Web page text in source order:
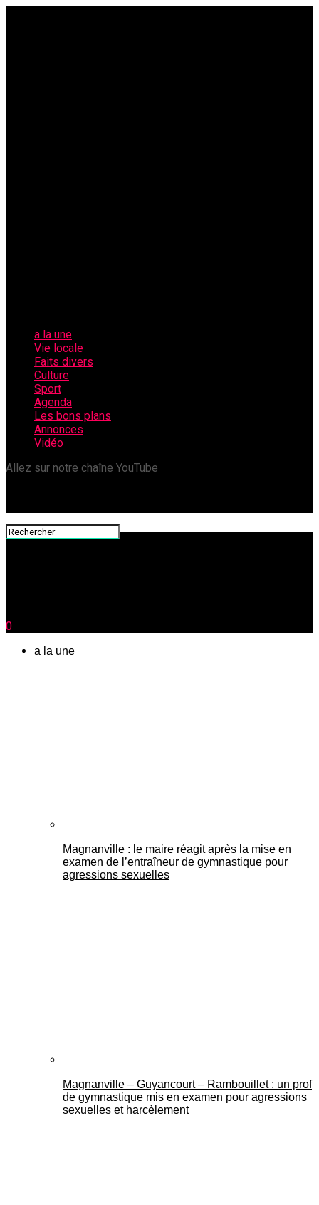
a la une
Vie locale
Faits divers
Culture
Sport
Agenda
Les bons plans
Annonces
Vidéo
Allez sur notre chaîne YouTube
Mantes Actu
0
a la une
Magnanville : le maire réagit après la mise en
examen de l’entraîneur de gymnastique pour
agressions sexuelles
Magnanville – Guyancourt – Rambouillet : un prof
de gymnastique mis en examen pour agressions
sexuelles et harcèlement